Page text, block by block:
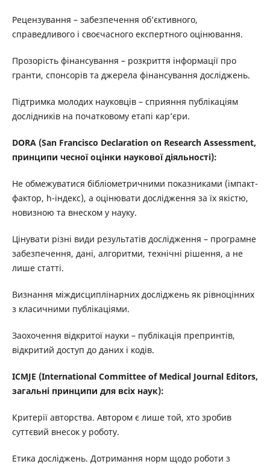
Рецензування – забезпечення об’єктивного,
справедливого і своєчасного експертного оцінювання.
Прозорість фінансування – розкриття інформації про
гранти, спонсорів та джерела фінансування досліджень.
Підтримка молодих науковців – сприяння публікаціям
дослідників на початковому етапі кар’єри.
DORA (San Francisco Declaration on Research Assessment,
принципи чесної оцінки наукової діяльності):
Не обмежуватися бібліометричними показниками (імпакт-
фактор, h-індекс), а оцінювати дослідження за їх якістю,
новизною та внеском у науку.
Цінувати різні види результатів дослідження – програмне
забезпечення, дані, алгоритми, технічні рішення, а не
лише статті.
Визнання міждисциплінарних досліджень як рівноцінних
з класичними публікаціями.
Заохочення відкритої науки – публікація препринтів,
відкритий доступ до даних і кодів.
ICMJE (International Committee of Medical Journal Editors,
загальні принципи для всіх наук):
Критерії авторства. Автором є лише той, хто зробив
суттєвий внесок у роботу.
Етика досліджень. Дотримання норм щодо роботи з